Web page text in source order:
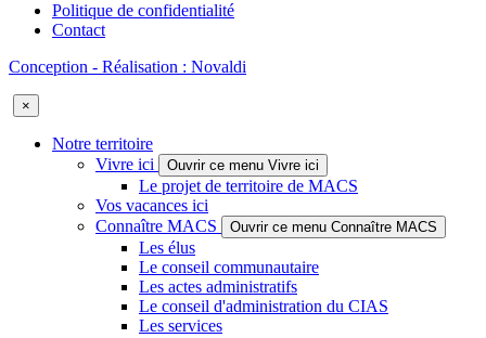
Politique de confidentialité
Contact
Conception - Réalisation : Novaldi
×
Notre territoire
Vivre ici
Ouvrir ce menu Vivre ici
Le projet de territoire de MACS
Vos vacances ici
Connaître MACS
Ouvrir ce menu Connaître MACS
Les élus
Le conseil communautaire
Les actes administratifs
Le conseil d'administration du CIAS
Les services